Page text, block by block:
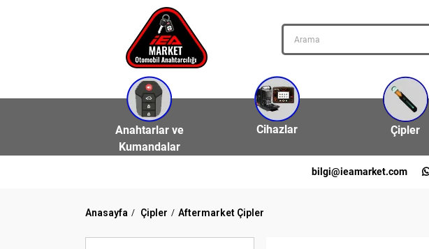
Anahtarlar ve
Kumandalar
Cihazlar Çipler
bilgi@ieamarket.com
Anasayfa Çipler Aftermarket Çipler